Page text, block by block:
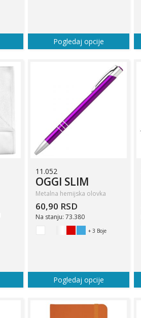
Pogledaj opcije
11.052
OGGI SLIM
Metalna hemijska olovka
60,90 RSD
Na stanju: 73.380
+ 3 Boje
Pogledaj opcije